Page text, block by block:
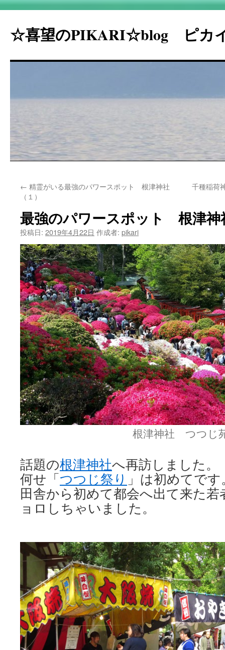
☆喜望のPIKARI☆blog ピ
ン
ン
ツ
へ
ス
キ
ッ
プ
← 精霊がいる最強のパワースポット 根津神社
（１）
千種稲荷
最強のパワースポット 根津神
投稿日: 2019年4月22日 作成者: pikari
根津神社 つつじ
話題の根津神社へ再訪しました。
何せ「つつじ祭り 」は初めてです
田舎から初めて都会へ出て来た
ョロしちゃいました。